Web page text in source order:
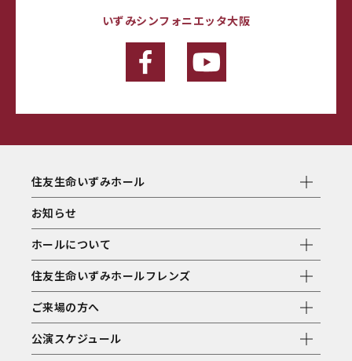
いずみシンフォニエッタ大阪
住友生命いずみホール
お知らせ
ホールについて
住友生命いずみホールフレンズ
ご来場の方へ
公演スケジュール